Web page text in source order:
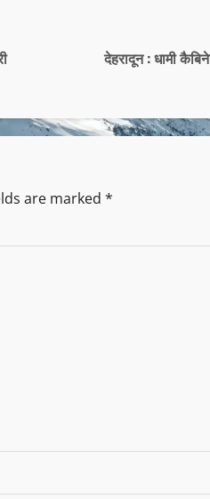
देहरादून : धामी
are marked *